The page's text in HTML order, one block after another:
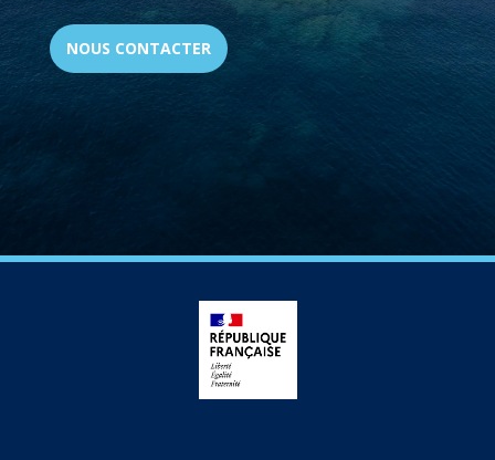
NOUS CONTACTER